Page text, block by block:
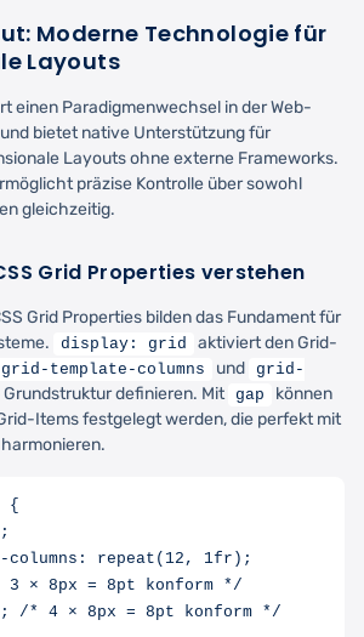
Moderne Technologie für
Layouts
einen Paradigmenwechsel in der Web-
bietet native Unterstützung für
Layouts ohne externe Frameworks.
präzise Kontrolle über sowohl
gleichzeitig.
Grid Properties verstehen
Grid Properties bilden das Fundament für
display: grid
aktiviert den Grid-
grid-template-columns und
grid-
Grundstruktur definieren. Mit gap
können
Items festgelegt werden, die perfekt mit
{
columns: repeat(12, 1fr);
3 × 8px = 8pt konform */
/* 4 × 8px = 8pt konform */